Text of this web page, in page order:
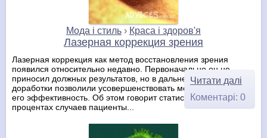
Мода і стиль › Краса і здоров'я
Лазерная коррекция зрения
Лазерная коррекция как метод восстановления зрения
появился относительно недавно. Первоначально он не
приносил должных результатов, но в дальнейшем некоторые
доработки позволили усовершенствовать метод и повысить
его эффективность. Об этом говорит статистика: только в 5%
процентах случаев пациенты...
Читати далі
Коментарі: 0